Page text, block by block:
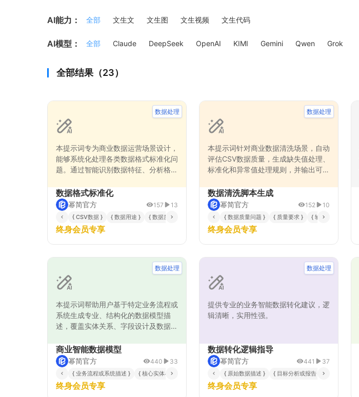
AI能力： 全部 文生文 文生图 文生视频 文生代码
AI模型： 全部 Claude DeepSeek OpenAI KIMI Gemini Qwen Grok
全部结果（23）
本提示词专为商业数据运营场景设计，
能够系统化处理各类数据格式标准化问
题。通过智能识别数据特征、分析格式
和验证处理结果五个核心步骤，确保数
据质量符合业务要求。支持多种数据源
格式的统一处理，包括日期时间标准
化、数值格式规范、文本内容清洗等常
见数据预处理需求，帮助用户提升数据
数据处理
数据格式标准化
幂简官方 157 13
{ CSV数据 } { 数据用途 } { 数据质量要求 } { 目标标准化格式 }
终身会员专享
本提示词针对商业数据清洗场景，自动
评估CSV数据质量，生成缺失值处理、
标准化和异常值处理规则，并输出可执
帮助提升数据可靠性并支撑后续分析。
数据处理
数据清洗脚本生成
幂简官方 152 10
{ 数据质量问题 } { 质量要求 } { 输入CSV数据 }
终身会员专享
本提示词帮助用户基于特定业务流程或
系统生成专业、结构化的数据模型描
述，覆盖实体关系、字段设计及数据流
支持商业智能决策和后端系统架构优
化，适用于数据分析、BI系统设计及跨
部门沟通，为企业提供高效的数据建模
参考。
数据处理
商业智能数据模型
幂简官方 440 33
{ 业务流程或系统描述 } { 核心实体与关系 } { 数据字段与属性 } { 模型应用场景 }
终身会员专享
提供专业的业务智能数据转化建议，逻
辑清晰，实用性强。
数据处理
数据转化逻辑指导
幂简官方 441 37
{ 原始数据描述 } { 目标分析或报告 }
终身会员专享